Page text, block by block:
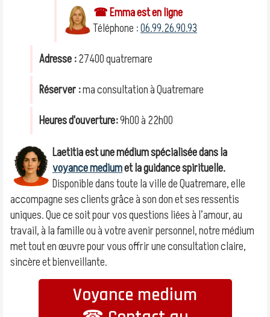
☎ Emma est en ligne
Téléphone :06.99.26.90.93
Adresse :27400 quatremare
Réserver :ma consultation à Quatremare
Heures d'ouverture:9h00 à 22h00
Laetitia est une médium spécialisée dans la
voyance mediumet la guidance spirituelle.
Disponible dans toute la ville de Quatremare, elle
accompagne ses clients grâce à son don et ses ressentis
uniques. Que ce soit pour vos questions liées à l’amour, au
travail, à la famille ou à votre avenir personnel, notre médium
met tout en œuvre pour vous offrir une consultation claire,
sincère et bienveillante.
Voyance medium